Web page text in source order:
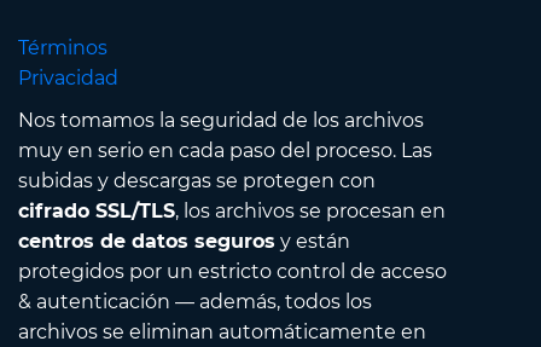
Términos
Privacidad
Nos tomamos la seguridad de los archivos
muy en serio en cada paso del proceso. Las
subidas y descargas se protegen con
cifrado SSL/TLS, los archivos se procesan en
centros de datos seguros y están
protegidos por un estricto control de acceso
& autenticación — además, todos los
archivos se eliminan automáticamente en